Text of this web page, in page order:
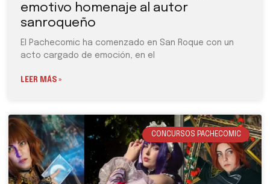
emotivo homenaje al autor
sanroqueño
El Pachecomic ha comenzado en San Roque con un
acto cargado de emoción, en el
LEER MÁS »
CONCURSOS PACHECOMIC